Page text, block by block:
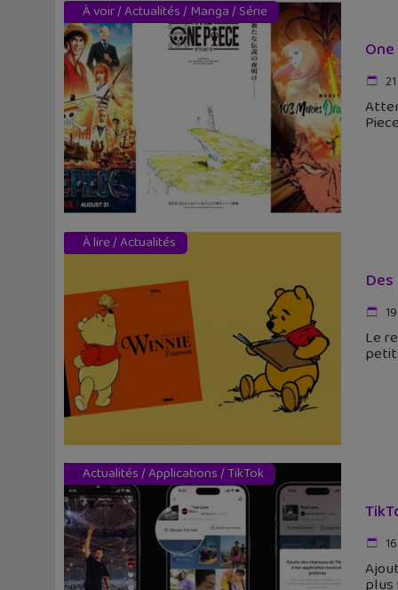
À voir/Actualités/ Manga/ Série
À lire/Actualités
Le
Actualités/Applications/ TikTok
plus